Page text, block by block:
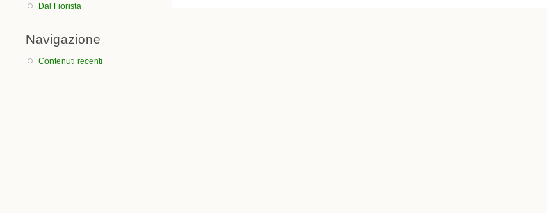
Dal Fiorista
Navigazione
Contenuti recenti